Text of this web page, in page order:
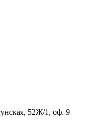
52Ж/1, оф. 9